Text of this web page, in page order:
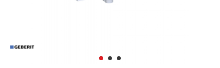
1 2 3